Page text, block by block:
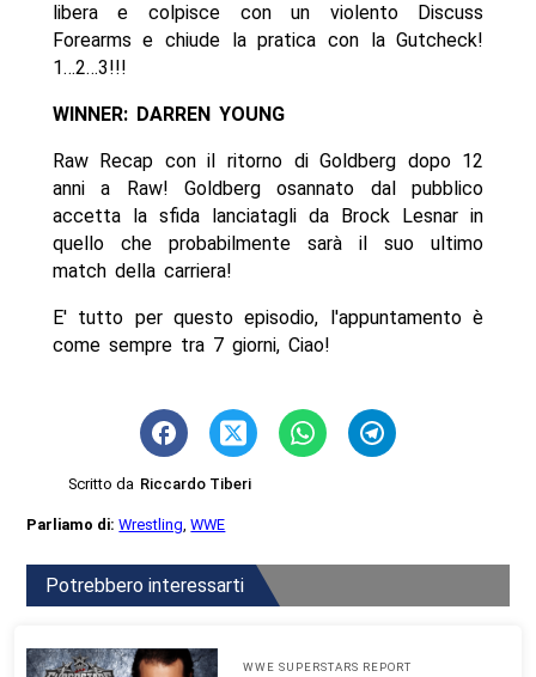
libera e colpisce con un violento Discuss
Forearms e chiude la pratica con la Gutcheck!
1…2…3!!!
WINNER: DARREN YOUNG
Raw Recap con il ritorno di Goldberg dopo 12
anni a Raw! Goldberg osannato dal pubblico
accetta la sfida lanciatagli da Brock Lesnar in
quello che probabilmente sarà il suo ultimo
match della carriera!
E' tutto per questo episodio, l'appuntamento è
come sempre tra 7 giorni, Ciao!
Scritto da Riccardo Tiberi
Parliamo di:Wrestling ,WWE
Potrebbero interessarti
WWE SUPERSTARS REPORT